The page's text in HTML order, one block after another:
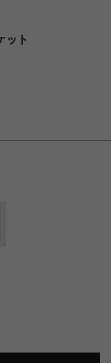
ット